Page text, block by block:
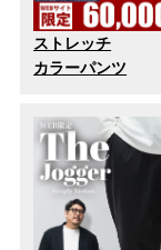
ストレッチ
カラーパンツ